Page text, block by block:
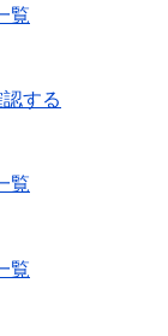
覧
する
覧
覧